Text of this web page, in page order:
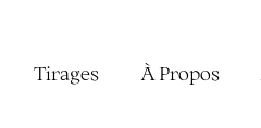
Tirages À Propos